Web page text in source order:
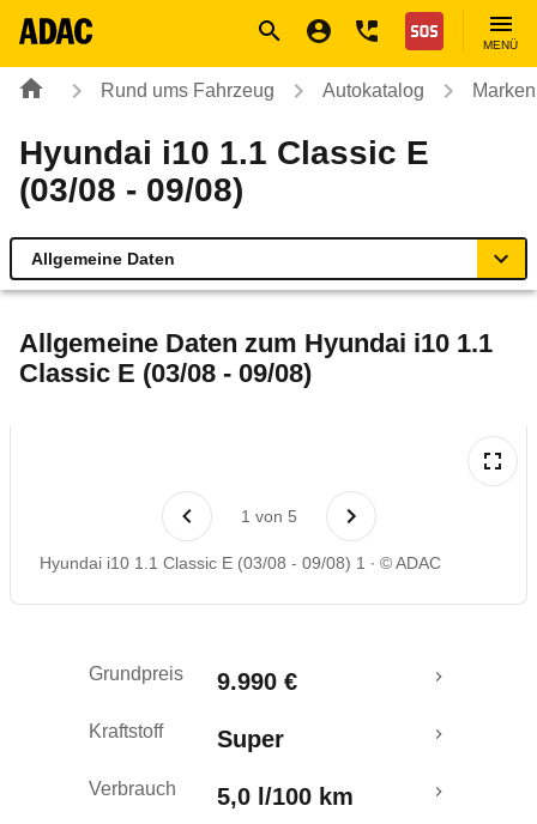
Nothilfe
MENÜ
Rund ums Fahrzeug Autokatalog
Hyundai i10 1.1 Classic E
(03/08 - 09/08)
Allgemeine Daten
Technische Daten
Laufende Kosten
Allgemeine Daten zum Hyundai i10 1.1
Classic E (03/08 - 09/08)
1 von 5
Hyundai i10 1.1 Classic E (03/08 - 09/08) 1 © ADAC
Grundpreis 9.990 €
Kraftstoff Super
Verbrauch 5,0 l/100 km